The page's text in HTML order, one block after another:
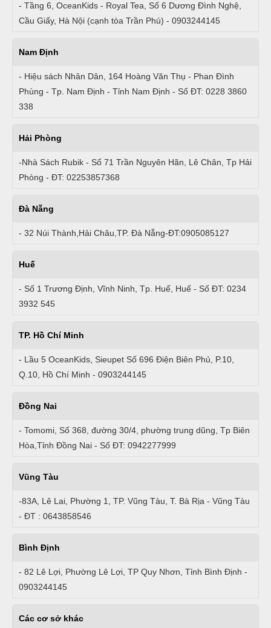
- Tầng 6, OceanKids - Royal Tea, Số 6 Dương Đình Nghệ,
Cầu Giấy, Hà Nội (cạnh tòa Trần Phú) - 0903244145
Nam Định
- Hiệu sách Nhân Dân, 164 Hoàng Văn Thụ - Phan Đình
Phùng - Tp. Nam Định - Tỉnh Nam Định - Số ĐT: 0228 3860
338
Hải Phòng
-Nhà Sách Rubik - Số 71 Trần Nguyên Hãn, Lê Chân, Tp Hải
Phòng - ĐT: 02253857368
Đà Nẵng
- 32 Núi Thành,Hải Châu,TP. Đà Nẵng-ĐT:0905085127
Huế
- Số 1 Trương Định, Vĩnh Ninh, Tp. Huế, Huế - Số ĐT: 0234
3932 545
TP. Hồ Chí Minh
- Lầu 5 OceanKids, Sieupet Số 696 Điện Biên Phủ, P.10,
Q.10, Hồ Chí Minh - 0903244145
Đồng Nai
- Tomomi, Số 368, đường 30/4, phường trung dũng, Tp Biên
Hòa,Tỉnh Đồng Nai - Số ĐT: 0942277999
Vũng Tàu
-83A, Lê Lai, Phường 1, TP. Vũng Tàu, T. Bà Rịa - Vũng Tàu
- ĐT : 0643858546
Bình Định
- 82 Lê Lợi, Phường Lê Lợi, TP Quy Nhơn, Tỉnh Bình Định -
0903244145
Các cơ sở khác